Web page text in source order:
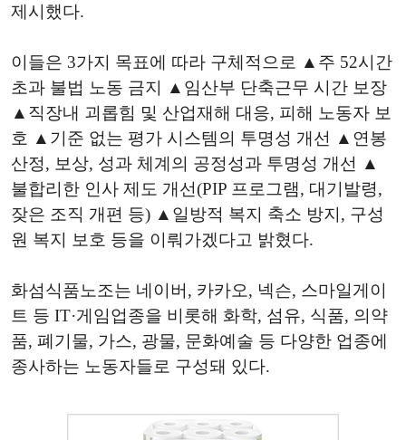
제시했다.
이들은 3가지 목표에 따라 구체적으로 ▲주 52시간
초과 불법 노동 금지 ▲임산부 단축근무 시간 보장
▲직장내 괴롭힘 및 산업재해 대응, 피해 노동자 보
호 ▲기준 없는 평가 시스템의 투명성 개선 ▲연봉
산정, 보상, 성과 체계의 공정성과 투명성 개선 ▲
불합리한 인사 제도 개선(PIP 프로그램, 대기발령,
잦은 조직 개편 등) ▲일방적 복지 축소 방지, 구성
원 복지 보호 등을 이뤄가겠다고 밝혔다.
화섬식품노조는 네이버, 카카오, 넥슨, 스마일게이
트 등 IT·게임업종을 비롯해 화학, 섬유, 식품, 의약
품, 폐기물, 가스, 광물, 문화예술 등 다양한 업종에
종사하는 노동자들로 구성돼 있다.